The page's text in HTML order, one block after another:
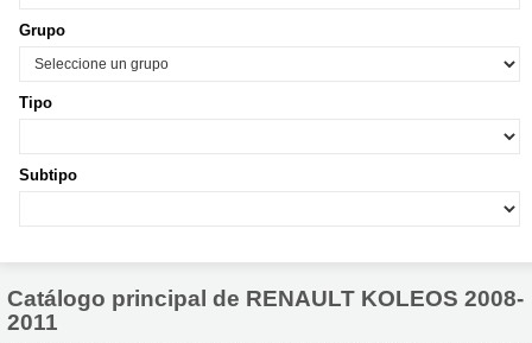
Grupo
Tipo
Subtipo
Catálogo principal de RENAULT KOLEOS 2008-
2011